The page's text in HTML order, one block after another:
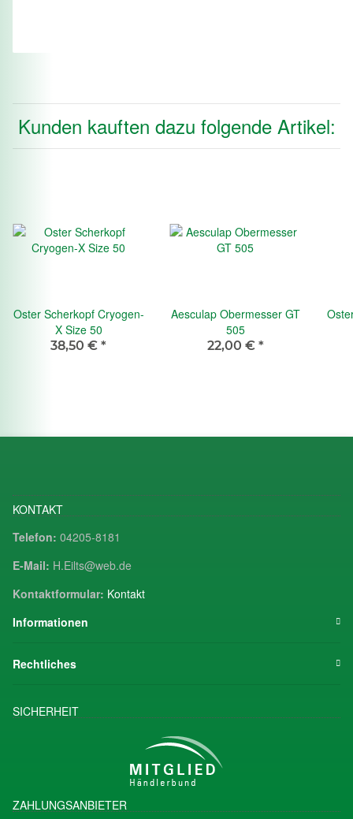
Kunden kauften dazu folgende Artikel:
Oster Scherkopf Cryogen-
X Size 50
38,50 € *
Aesculap Obermesser GT
505
22,00 € *
KONTAKT
Telefon: 04205-8181
E-Mail: H.Eilts@web.de
Kontaktformular: Kontakt
Informationen
Rechtliches
SICHERHEIT
ZAHLUNGSANBIETER